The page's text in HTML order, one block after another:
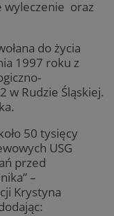
wyleczenie oraz
do życia
1997 roku z
w Rudzie Śląskiej.
50 tysięcy
USG
przed
–
Krystyna